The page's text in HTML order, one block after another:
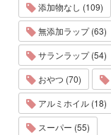
添加物なし (109)
無添加ラップ (63)
サランラップ (54)
おやつ (70)
アルミホイル (18)
スーパー (55)